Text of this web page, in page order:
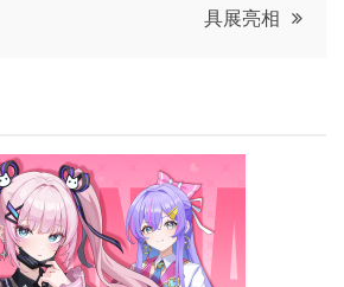
具展亮相